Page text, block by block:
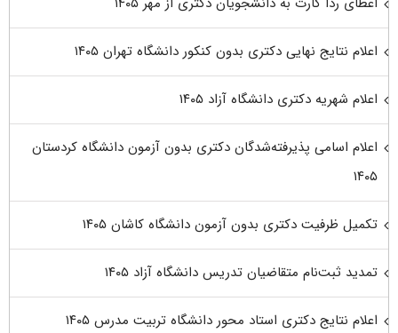
اعلام نتایج نهایی دکتری بدون کنکور دانشگاه تهران ۱۴۰۵
اعلام شهریه دکتری دانشگاه آزاد ۱۴۰۵
اعلام اسامی پذیرفته‌شدگان دکتری بدون آزمون دانشگاه کردستان
۱۴۰۵
تکمیل ظرفیت دکتری بدون آزمون دانشگاه کاشان ۱۴۰۵
تمدید ثبت‌نام متقاضیان تدریس دانشگاه آزاد ۱۴۰۵
اعلام نتایج دکتری استاد محور دانشگاه تربیت مدرس ۱۴۰۵